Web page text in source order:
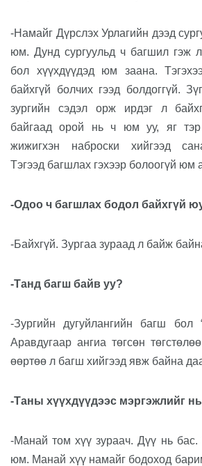
-Намайг Дүрслэх Урлагийн дээд
юм. Дунд сургуульд ч багшил гэж
бол хүүхдүүдэд юм заана.
байхгүй болчих гээд болдоггүй.
зургийн сэдэл орж ирдэг л
байгаад орой нь ч юм уу, яг
жижигхэн наброски хийгээд
Тэгээд багшлах гэхээр болоогүй юм
-Одоо ч багшлах бодол байхгүй
-Байхгүй. Зургаа зураад л байж
-Танд багш байв уу?
-Зургийн дугуйлангийн багш бол
Аравдугаар ангиа төгсөн
өөртөө л багш хийгээд явж байна
-Таны хүүхдүүдээс мэргэжлийг
-Манай том хүү зураач. Дүү нь
юм. Манай хүү намайг бодоход